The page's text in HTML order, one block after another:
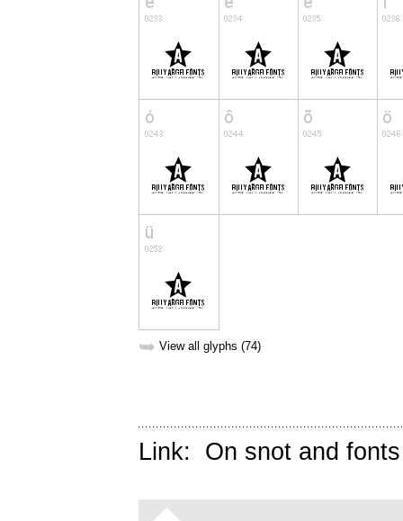
➥ View all glyphs (74)
Link: On snot and fonts